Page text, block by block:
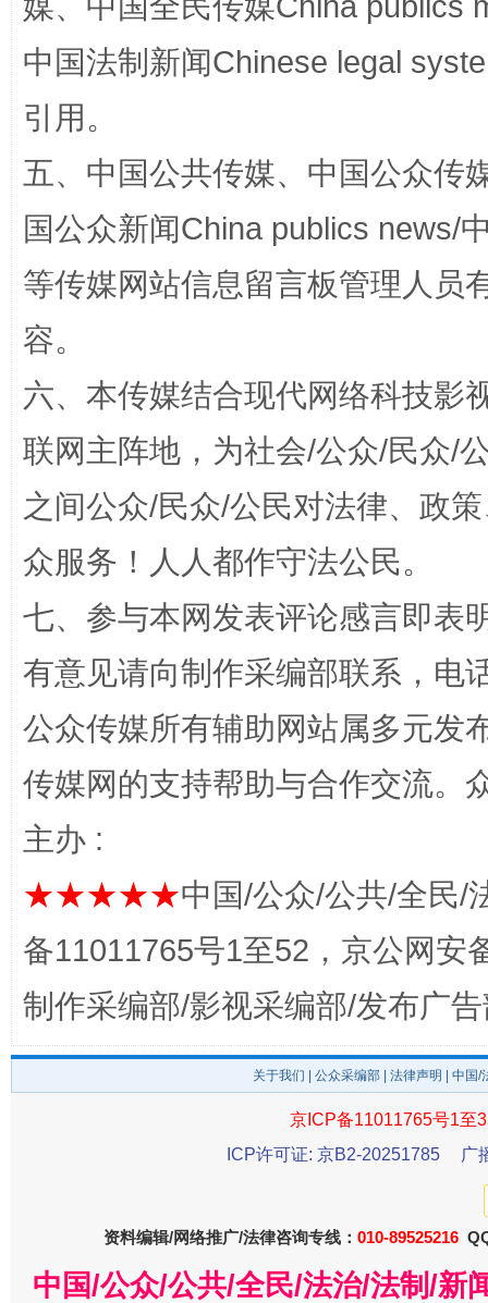
完善运行机制助力责任有效落实
千年窑火 生生不息
揭开“小金库”的免责幌子
中国法制新闻Chinese legal
引用。
五、中国公共传媒、中国公众传
国公众新闻China publics news/
等传媒网站信息留言板管理人员
容。
六、本传媒结合现代网络科技影
联网主阵地，为社会/公众/民众/
之间公众/民众/公民对法律、政
众服务！人人都作守法公民。
七、参与本网发表评论感言即表
有意见请向制作采编部联系，电
公众传媒所有辅助网站属多元发
传媒网的支持帮助与合作交流。
主办 :
★★★★★中国/公众/公共/全民/
备11011765号1至52，京公网安
制作采编部/影视采编部/发布广
关于我们 公众采编部 法律声明 | 中国
京ICP备11011765号1至
ICP许可证: 京B2-20251785
广
资料编辑/网络推广/法律咨询专线： 010-89525216
中国/公众/公共/全民/法治/法制/新